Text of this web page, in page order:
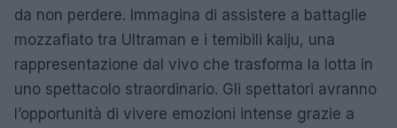
da non perdere. Immagina di assistere a battaglie
mozzafiato tra Ultraman e i temibili kaiju, una
rappresentazione dal vivo che trasforma la lotta in
uno spettacolo straordinario. Gli spettatori avranno
l’opportunità di vivere emozioni intense grazie a